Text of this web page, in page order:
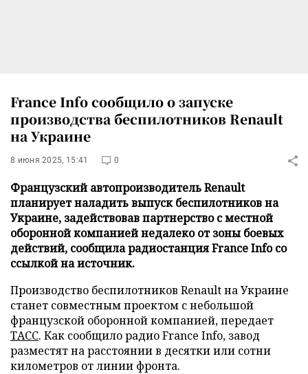
France Info сообщило о запуске
производства беспилотников Renault
на Украине
8 июня 2025, 15:41 0
Французский автопроизводитель Renault
планирует наладить выпуск беспилотников на
Украине, задействовав партнерство с местной
оборонной компанией недалеко от зоны боевых
действий, сообщила радиостанция France Info со
ссылкой на источник.
Производство беспилотников Renault на Украине
станет совместным проектом с небольшой
французской оборонной компанией, передает
ТАСС. Как сообщило радио France Info, завод
разместят на расстоянии в десятки или сотни
километров от линии фронта.